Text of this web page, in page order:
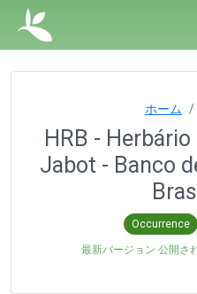
ホーム
HRB -
Jabot - Banco
Occurrence
最新バージョン 公開さ